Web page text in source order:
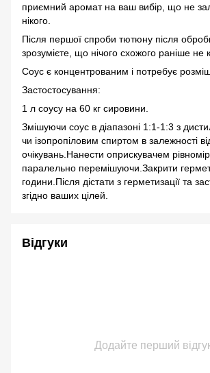
приємний аромат на ваш вибір, що не
нікого.
Після першої спроби тютюну після
зрозумієте, що нічого схожого раніше не
Соус є концентрованим і потребує
Застостосування:
1 л соусу на 60 кг сировини.
Змішуючи соус в діапазоні 1:1-1:3 з
чи ізопропіловим спиртом в залежності
очікувань.Нанести оприскувачем
паралельно перемішуючи.Закрити
години.Після дістати з герметизації та
згідно ваших цілей.
Відгуки
Додайте перший